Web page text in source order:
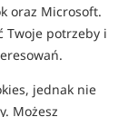
oraz Microsoft.
Twoje potrzeby i
jednak nie
Możesz